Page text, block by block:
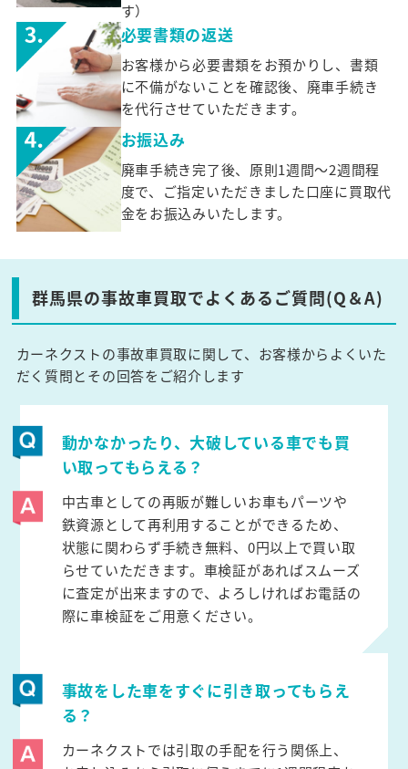
す）
必要書類の返送
お客様から必要書類をお預かりし、書類
に不備がないことを確認後、廃車手続き
を代行させていただきます。
お振込み
廃車手続き完了後、原則1週間～2週間程
度で、ご指定いただきました口座に買取代
金をお振込みいたします。
群馬県の事故車買取でよくあるご質問(Q＆A)
カーネクストの事故車買取に関して、お客様からよくいた
だく質問とその回答をご紹介します
動かなかったり、大破している車でも買
い取ってもらえる？
中古車としての再販が難しいお車もパーツや
鉄資源として再利用することができるため、
状態に関わらず手続き無料、0円以上で買い取
らせていただきます。車検証があればスムーズ
に査定が出来ますので、よろしければお電話の
際に車検証をご用意ください。
事故をした車をすぐに引き取ってもらえ
る？
カーネクストでは引取の手配を行う関係上、